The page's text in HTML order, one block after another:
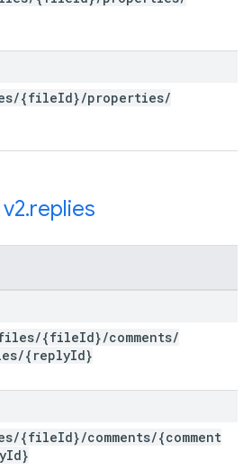
/{fileId}/properties/
v2.replies
/{fileId}/comments/
/{replyId}
/{fileId}/comments/{comment
Id}